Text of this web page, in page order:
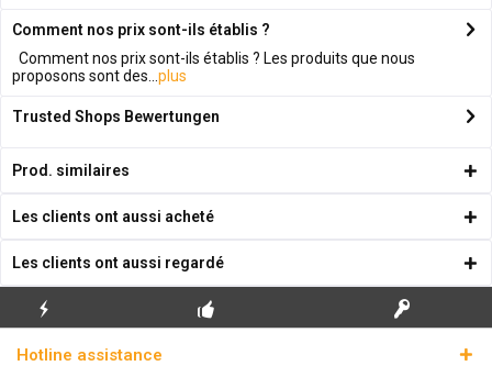
Comment nos prix sont-ils établis ?
Comment nos prix sont-ils établis ? Les produits que nous
proposons sont des... plus
Trusted Shops Bewertungen
Prod. similaires
Les clients ont aussi acheté
Les clients ont aussi regardé
ÉCLAIR
Hotline assistance